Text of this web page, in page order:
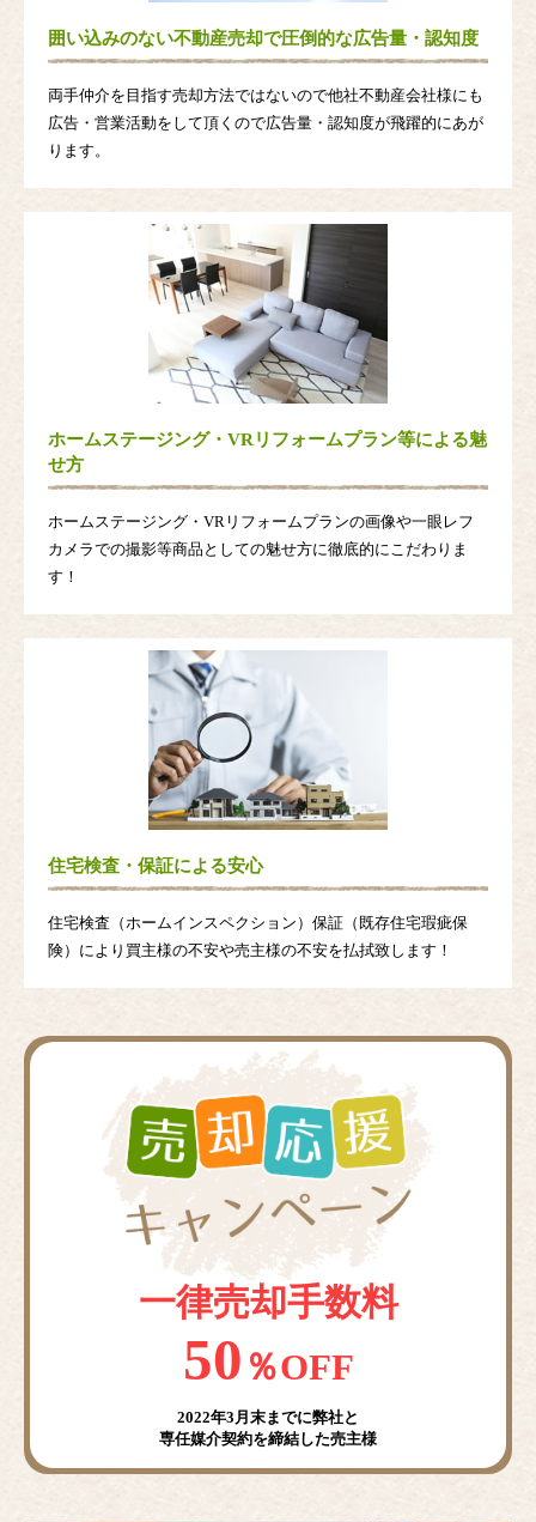
囲い込みのない不動産売却で圧倒的な広告量・認知度
両手仲介を目指す売却方法ではないので他社不動産会社様にも
広告・営業活動をして頂くので広告量・認知度が飛躍的にあが
ります。
ホームステージング・VRリフォームプラン等による魅
せ方
ホームステージング・VRリフォームプランの画像や一眼レフ
カメラでの撮影等商品としての魅せ方に徹底的にこだわりま
す！
住宅検査・保証による安心
住宅検査（ホームインスペクション）保証（既存住宅瑕疵保
険）により買主様の不安や売主様の不安を払拭致します！
一律売却手数料
50 ％OFF
2022年3月末までに弊社と
専任媒介契約を締結した売主様